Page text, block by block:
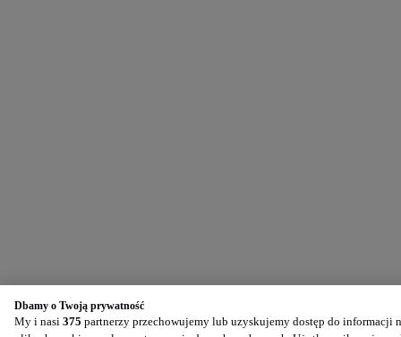
Dbamy o Twoją prywatność
My i nasi 375 partnerzy przechowujemy lub uzyskujemy dostęp do